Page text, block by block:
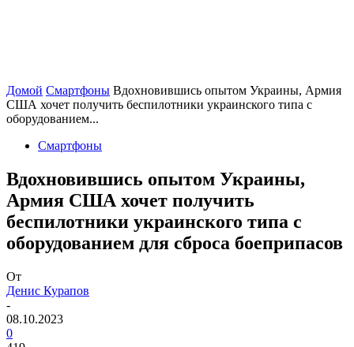
Домой Смартфоны Вдохновившись опытом Украины, Армия
США хочет получить беспилотники украинского типа с
оборудованием...
Смартфоны
Вдохновившись опытом Украины,
Армия США хочет получить
беспилотники украинского типа с
оборудованием для сброса боеприпасов
От
Денис Курапов
-
08.10.2023
0